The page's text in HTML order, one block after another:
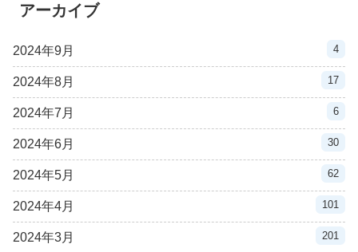
アーカイブ
2024年9月 4
2024年8月 17
2024年7月 6
2024年6月 30
2024年5月 62
2024年4月 101
2024年3月 201